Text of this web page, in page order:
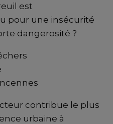
est
pour une insécurité
dangerosité ?
contribue le plus
urbaine à